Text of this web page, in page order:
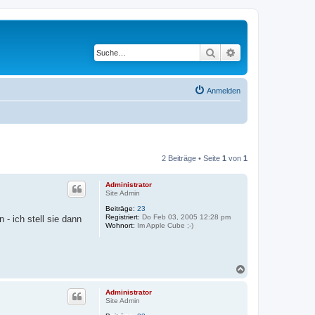
Suche
Anmelden
2 Beiträge • Seite 1 von 1
Administrator
Site Admin
Beiträge: 23
Registriert: Do Feb 03, 2005 12:28 pm
Wohnort: Im Apple Cube ;-)
- ich stell sie dann
Administrator
Site Admin